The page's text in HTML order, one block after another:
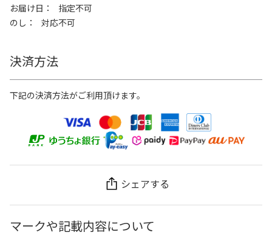
お届け日
指定不可
のし
対応不可
決済方法
下記の決済方法がご利用頂けます。
シェアする
マークや記載内容について